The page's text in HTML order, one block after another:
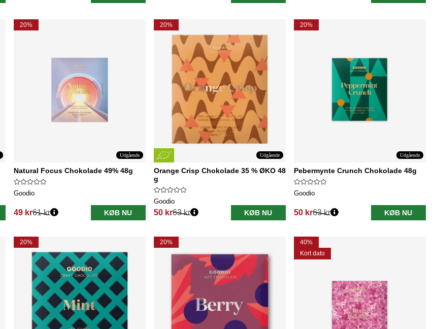
20%
Udgående
Natural Focus Chokolade 49% 48g
Goodio
49 kr
Normalpris:
61 kr KØB NU
20%
Udgående
Orange Crisp Chokolade 35 % ØKO 48
g
Goodio
50 kr
Normalpris:
63 kr KØB NU
20%
Udgående
Pebermynte Crunch Chokolade 48g
Goodio
50 kr
Normalpris:
63 kr KØB NU
20% 20%
40%
Kort dato